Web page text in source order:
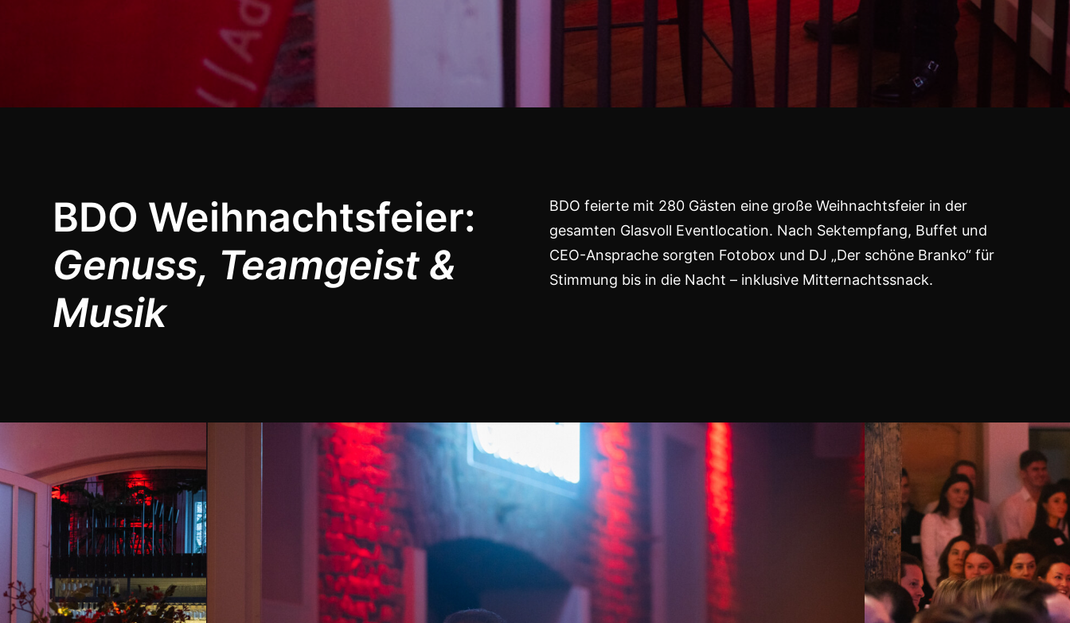
BDO Weihnachtsfeier:
Genuss, Teamgeist &
Musik
BDO feierte mit 280 Gästen eine große Weihnachtsfeier in der
gesamten Glasvoll Eventlocation. Nach Sektempfang, Buffet und
CEO-Ansprache sorgten Fotobox und DJ „Der schöne Branko“ für
Stimmung bis in die Nacht – inklusive Mitternachtssnack.